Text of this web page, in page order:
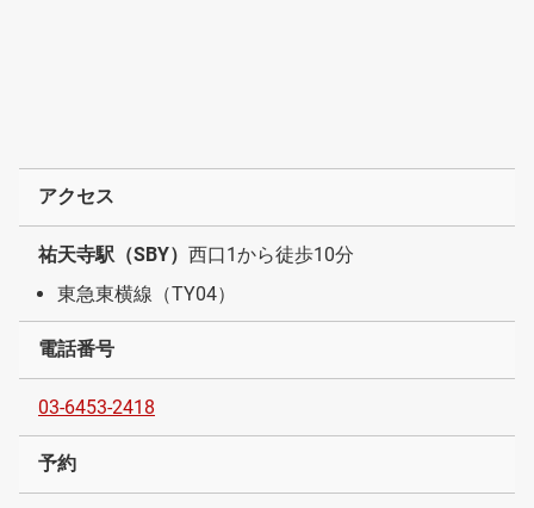
アクセス
祐天寺駅（SBY） 西口1から徒歩10分
東急東横線（TY04）
電話番号
03-6453-2418
予約